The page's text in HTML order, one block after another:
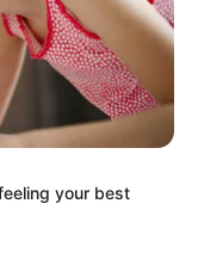
que le
de Alerta.
your best